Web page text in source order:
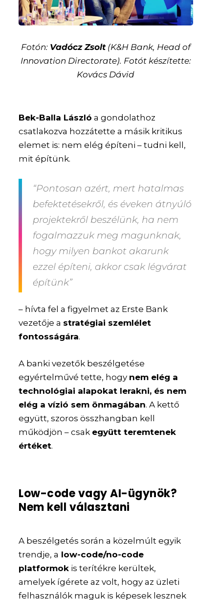
Fotón: Vadócz Zsolt(K&H Bank, Head of
Innovation Directorate). Fotót készítette:
Kovács Dávid
Bek-Balla László a gondolathoz
csatlakozva hozzátette a másik kritikus
elemet is: nem elég építeni – tudni kell,
mit építünk.
“Pontosan azért, mert hatalmas
befektetésekről, és éveken átnyúló
projektekről beszélünk, ha nem
fogalmazzuk meg magunknak,
hogy milyen bankot akarunk
ezzel építeni, akkor csak légvárat
építünk”
– hívta fel a figyelmet az Erste Bank
vezetője a stratégiai szemlélet
fontosságára.
A banki vezetők beszélgetése
egyértelművé tette, hogy nem elég a
technológiai alapokat lerakni, és nem
elég a vízió sem önmagában. A kettő
együtt, szoros összhangban kell
működjön – csak együtt teremtenek
értéket.
Low-code vagy AI-ügynök?
Nem kell választani
A beszélgetés során a közelmúlt egyik
trendje, a low-code/no-code
platformok is terítékre kerültek,
amelyek ígérete az volt, hogy az üzleti
felhasználók maguk is képesek lesznek